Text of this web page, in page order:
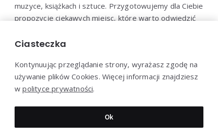
muzyce, książkach i sztuce. Przygotowujemy dla Ciebie
propozycje ciekawych miejsc, które warto odwiedzić
zrelaksować się. Dołącz do naszej społeczności i
Dziękujemy za wizytę - Czas-Wolny.pl © 2023
Ciasteczka
Kontynuując przeglądanie strony, wyrażasz zgodę na
używanie plików Cookies. Więcej informacji znajdziesz
wpolityce prywatności.
Ok